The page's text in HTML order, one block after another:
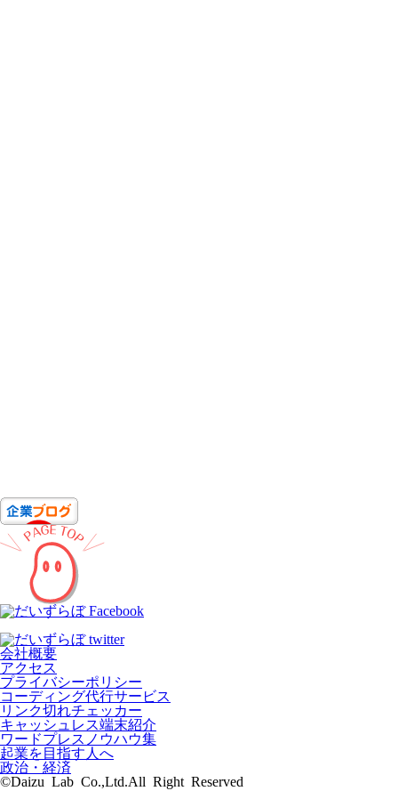
会社概要
アクセス
プライバシーポリシー
コーディング代行サービス
リンク切れチェッカー
キャッシュレス端末紹介
ワードプレスノウハウ集
起業を目指す人へ
政治・経済
©Daizu Lab Co.,Ltd.All Right Reserved